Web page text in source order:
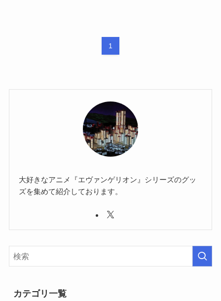
1
大好きなアニメ『エヴァンゲリオン』シリーズのグッ
ズを集めて紹介しております。
カテゴリ一覧